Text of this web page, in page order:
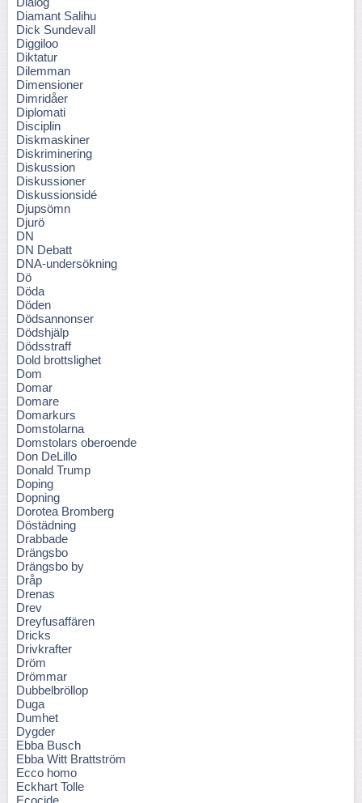
Diamant Salihu
Dick Sundevall
Diggiloo
Diktatur
Dilemman
Dimensioner
Dimridåer
Diplomati
Disciplin
Diskmaskiner
Diskriminering
Diskussion
Diskussioner
Diskussionsidé
Djupsömn
Djurö
DN
DN Debatt
DNA-undersökning
Dö
Döda
Döden
Dödsannonser
Dödshjälp
Dödsstraff
Dold brottslighet
Dom
Domar
Domare
Domarkurs
Domstolarna
Domstolars oberoende
Don DeLillo
Donald Trump
Doping
Dopning
Dorotea Bromberg
Döstädning
Drabbade
Drängsbo
Drängsbo by
Dråp
Drenas
Drev
Dreyfusaffären
Dricks
Drivkrafter
Dröm
Drömmar
Dubbelbröllop
Duga
Dumhet
Dygder
Ebba Busch
Ebba Witt Brattström
Ecco homo
Eckhart Tolle
Ecocide